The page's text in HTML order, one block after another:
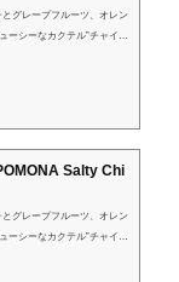
グレープフルーツ、オレン
ーシーなカクテル”チャイナ
Salty Chi
グレープフルーツ、オレン
ーシーなカクテル”チャイナ